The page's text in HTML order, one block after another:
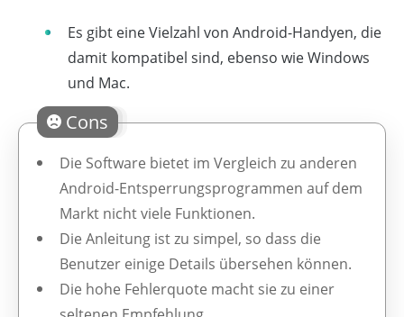
Es gibt eine Vielzahl von Android-Handyen, die
damit kompatibel sind, ebenso wie Windows
und Mac.
Cons
Die Software bietet im Vergleich zu anderen
Android-Entsperrungsprogrammen auf dem
Markt nicht viele Funktionen.
Die Anleitung ist zu simpel, so dass die
Benutzer einige Details übersehen können.
Die hohe Fehlerquote macht sie zu einer